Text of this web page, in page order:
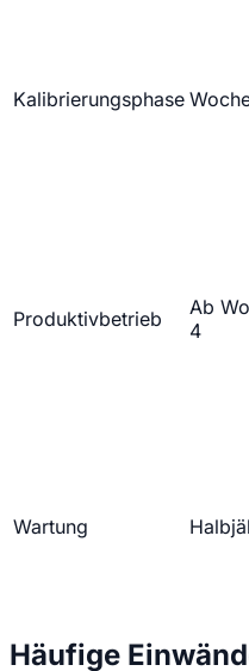
Kalibrierungsphase
Produktivbetrieb
Ab
4
Wartung
Häufige